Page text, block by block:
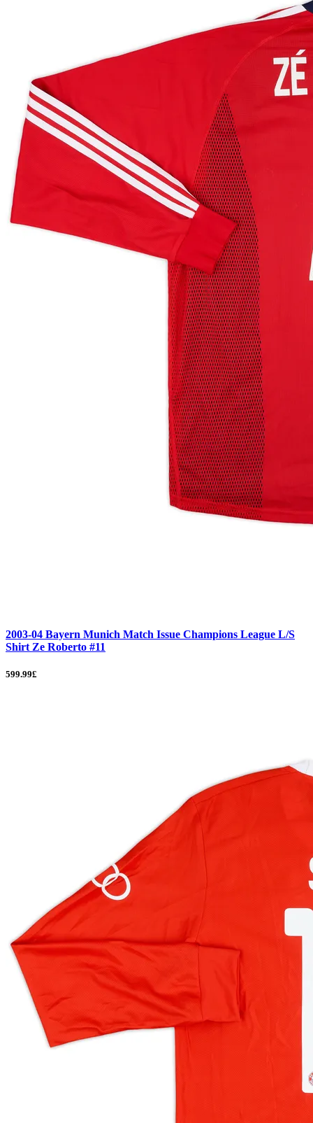
2003-04 Bayern Munich Match Issue Champions League L/S
Shirt Ze Roberto #11
599.99£